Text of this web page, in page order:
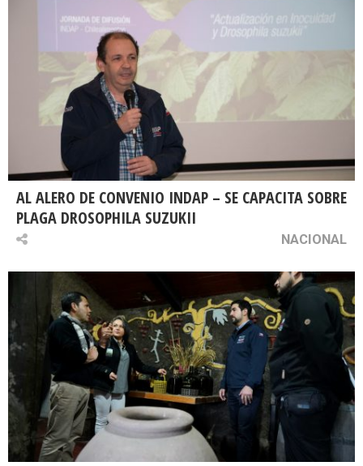
AL ALERO DE CONVENIO INDAP – SE CAPACITA SOBRE
PLAGA DROSOPHILA SUZUKII
NACIONAL